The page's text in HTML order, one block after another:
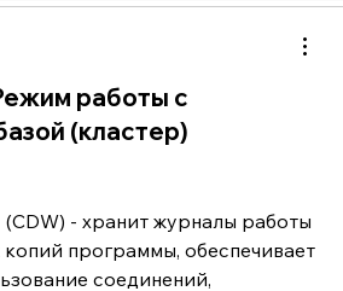
работы с
(кластер)
(CDW) - хранит журналы работы
копий программы, обеспечивает
соединений,